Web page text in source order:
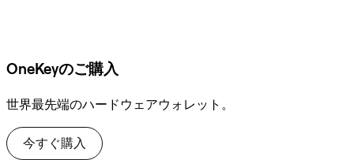
OneKeyのご購入
世界最先端のハードウェアウォレット。
今すぐ購入